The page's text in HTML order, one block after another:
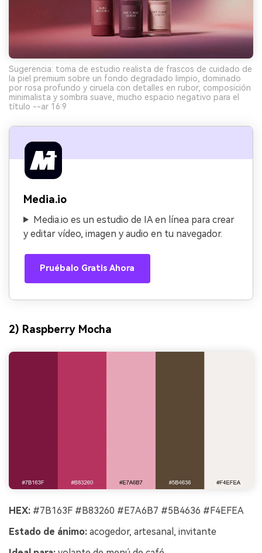
Sugerencia: toma de estudio realista de frascos de cuidado de
la piel premium sobre un fondo degradado limpio, dominado
por rosa profundo y ciruela con detalles en rubor, composición
minimalista y sombra suave, mucho espacio negativo para el
título --ar 16:9
Media.io
Media.io es un estudio de IA en línea para crear
y editar vídeo, imagen y audio en tu navegador.
Pruébalo Gratis Ahora
2) Raspberry Mocha
HEX: #7B163F #B83260 #E7A6B7 #5B4636 #F4EFEA
Estado de ánimo: acogedor, artesanal, invitante